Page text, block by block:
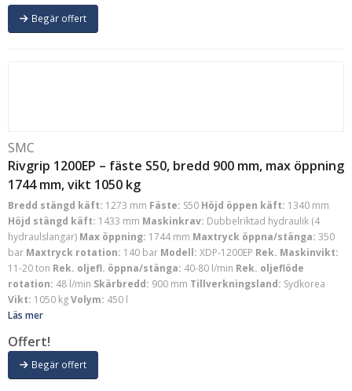
Begär offert
SMC
Rivgrip 1200EP – fäste S50, bredd 900 mm, max öppning
1744 mm, vikt 1050 kg
Bredd stängd käft: 1273 mm Fäste: S50 Höjd öppen käft: 1340 mm
Höjd stängd käft: 1433 mm Maskinkrav: Dubbelriktad hydraulik (4
hydraulslangar) Max öppning: 1744 mm Maxtryck öppna/stänga: 350
bar Maxtryck rotation: 140 bar Modell: XDP-1200EP Rek. Maskinvikt:
11-20 ton Rek. oljefl. öppna/stänga: 40-80 l/min Rek. oljeflöde
rotation: 48 l/min Skärbredd: 900 mm Tillverkningsland: Sydkorea
Vikt: 1050 kgVolym: 450 l
Läs mer
Offert!
Begär offert